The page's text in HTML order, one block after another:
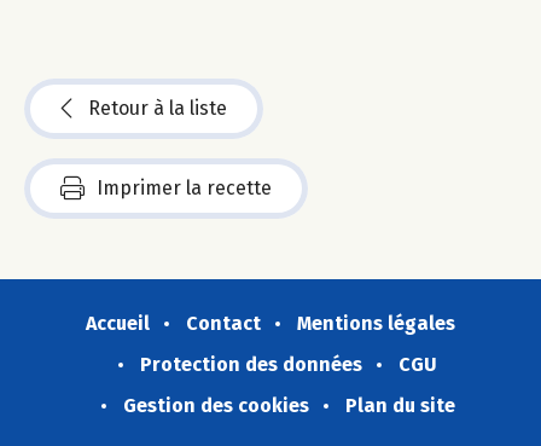
Retour à la liste
Imprimer la recette
Accueil Contact
Mentions légales
Protection des données
CGU
Gestion des cookies
Plan du site